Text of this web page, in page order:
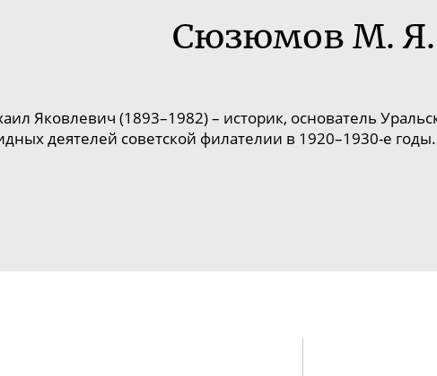
Сюзюмов М. Я.
Яковлевич (1893–1982) – историк, основатель
деятелей советской филателии в 1920–1930-е